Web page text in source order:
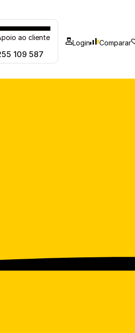
ao cliente
109 587
Login 0Comparar